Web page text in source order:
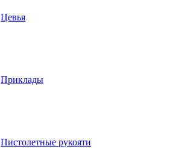
Цевья
Приклады
Пистолетные рукояти